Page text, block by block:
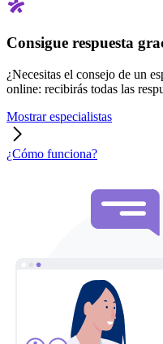
Consigue respuesta
¿Necesitas el consejo de un
online: recibirás todas las
Mostrar especialistas
¿Cómo funciona?